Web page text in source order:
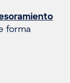
forma